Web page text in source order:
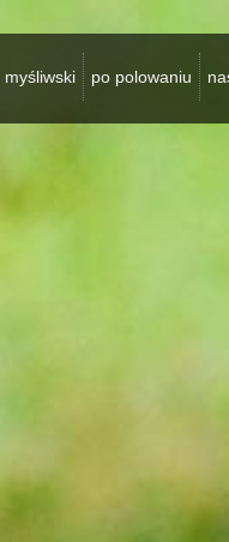
myśliwski po polowaniu